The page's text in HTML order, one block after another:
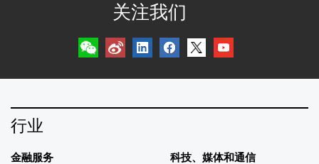
关注我们
行业
金融服务
科技、媒体和通信